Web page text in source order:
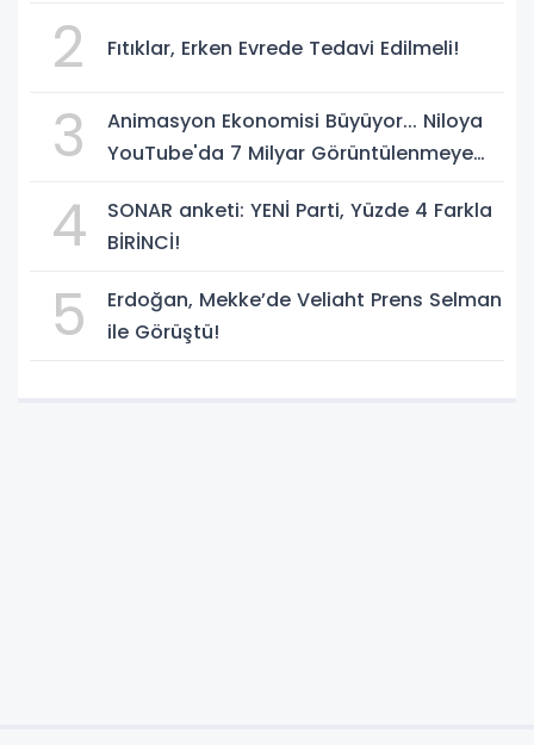
2 Fıtıklar, Erken Evrede Tedavi Edilmeli!
3
Animasyon Ekonomisi Büyüyor... Niloya
YouTube'da 7 Milyar Görüntülenmeye
4
SONAR anketi: YENİ Parti, Yüzde 4 Farkla
BİRİNCİ!
5
Erdoğan, Mekke’de Veliaht Prens Selman
ile Görüştü!